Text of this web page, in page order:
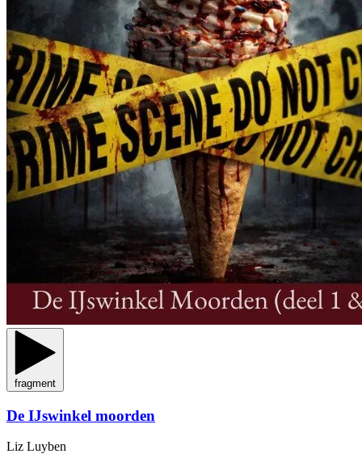
fragment
De IJswinkel moorden
Liz Luyben